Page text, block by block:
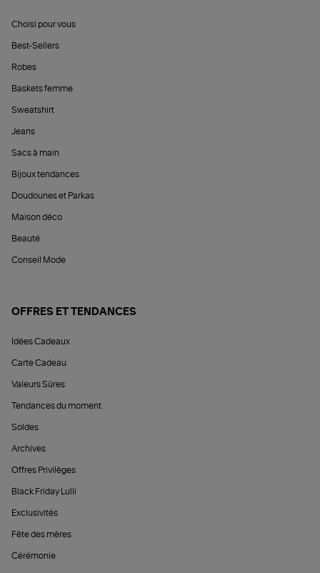
Choisi pour vous
Best-Sellers
Robes
Baskets femme
Sweatshirt
Jeans
Sacs à main
Bijoux tendances
Doudounes et Parkas
Maison déco
Beauté
Conseil Mode
OFFRES ET TENDANCES
Idées Cadeaux
Carte Cadeau
Valeurs Sûres
Tendances du moment
Soldes
Archives
Offres Privilèges
Black Friday Lulli
Exclusivités
Fête des mères
Cérémonie